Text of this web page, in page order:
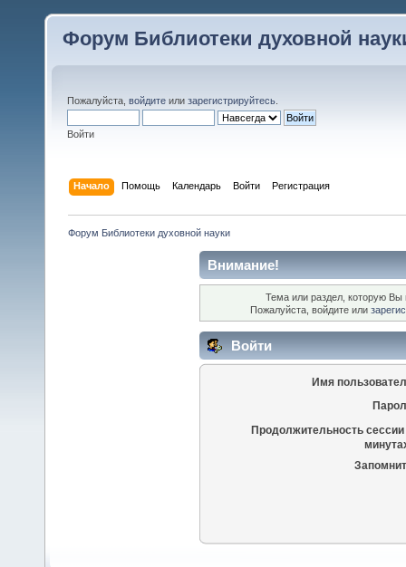
Форум Библиотеки духовной
Пожалуйста, войдите или зарегистрируйтесь
Войти
Начало Помощь Календарь Войти Регистрация
Форум Библиотеки духовной науки
Внимание!
Тема или раздел, которую Вы
Пожалуйста, войдите или
Войти
Имя
Продолжительность сессии